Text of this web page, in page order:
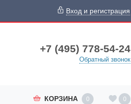
Вход и регистрация
+7 (495) 778-54-24
Обратный звонок
КОРЗИНА 0 0